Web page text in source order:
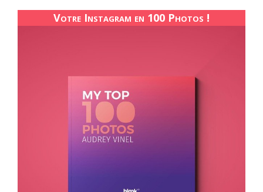
Votre Instagram en 100 Photos !